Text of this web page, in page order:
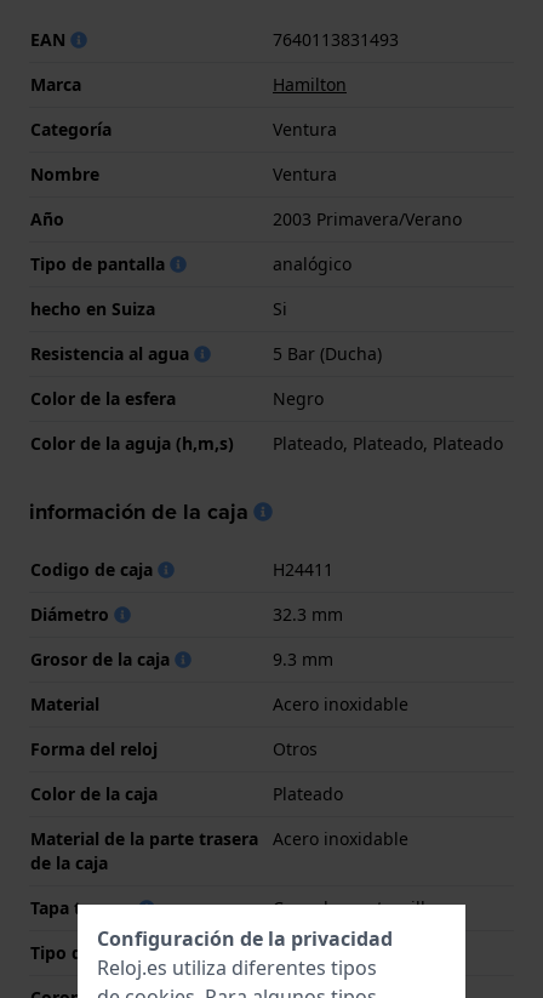
EAN
7640113831493
Marca
Hamilton
Categoría
Ventura
Nombre
Ventura
Año
2003 Primavera/Verano
Tipo de pantalla
analógico
hecho en Suiza
Si
Resistencia al agua
5 Bar (Ducha)
Color de la esfera
Negro
Color de la aguja (h,m,s)
Plateado, Plateado, Plateado
información de la caja
Codigo de caja
H24411
Diámetro
32.3 mm
Grosor de la caja
9.3 mm
Material
Acero inoxidable
Forma del reloj
Otros
Color de la caja
Plateado
Material de la parte trasera
de la caja
Acero inoxidable
Tapa trasera
Cerrado con tornillos
Tipo de cristal
Mineral
Configuración de la privacidad
Reloj.es utiliza diferentes tipos